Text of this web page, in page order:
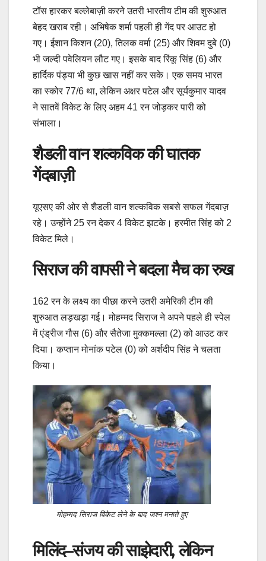
टॉस हारकर बल्लेबाज़ी करने उतरी भारतीय टीम की शुरुआत
बेहद खराब रही। अभिषेक शर्मा पहली ही गेंद पर आउट हो
गए। ईशान किशन (20), तिलक वर्मा (25) और शिवम दुबे (0)
भी जल्दी पवेलियन लौट गए। इसके बाद रिंकू सिंह (6) और
हार्दिक पंड्या भी कुछ खास नहीं कर सके। एक समय भारत
का स्कोर 77/6 था, लेकिन अक्षर पटेल और सूर्यकुमार यादव
ने सातवें विकेट के लिए अहम 41 रन जोड़कर पारी को
संभाला।
शैडली वान शल्कविक की घातक
गेंदबाज़ी
यूएसए की ओर से शैडली वान शल्कविक सबसे सफल गेंदबाज़
रहे। उन्होंने 25 रन देकर 4 विकेट झटके। हरमीत सिंह को 2
विकेट मिले।
सिराज की वापसी ने बदला मैच का रुख
162 रन के लक्ष्य का पीछा करने उतरी अमेरिकी टीम की
शुरुआत लड़खड़ा गई। मोहम्मद सिराज ने अपने पहले ही स्पेल
में एंड्रीज गौस (6) और सैतेजा मुक्कमल्ला (2) को आउट कर
दिया। कप्तान मोनांक पटेल (0) को अर्शदीप सिंह ने चलता
किया।
मोहम्मद सिराज विकेट लेने के बाद जश्न मनाते हुए
मिलिंद–संजय की साझेदारी, लेकिन